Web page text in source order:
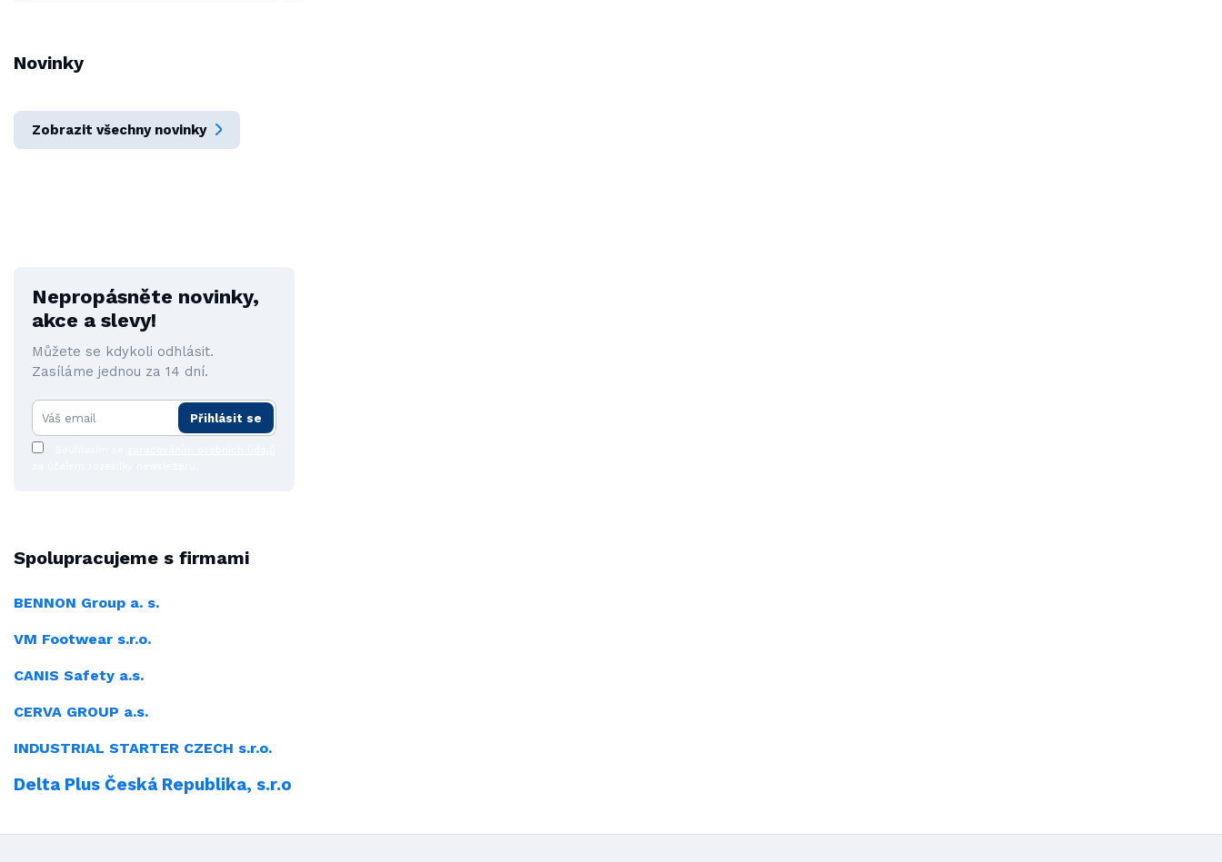
Novinky
Zobrazit všechny novinky
Nepropásněte novinky,
akce a slevy!
Můžete se kdykoli odhlásit.
Zasíláme jednou za 14 dní.
Přihlásit se
Spolupracujeme s firmami
BENNON Group a. s.
VM Footwear s.r.o.
CANIS Safety a.s.
CERVA GROUP a.s.
INDUSTRIAL STARTER CZECH s.r.o.
Delta Plus Česká Republika, s.r.o